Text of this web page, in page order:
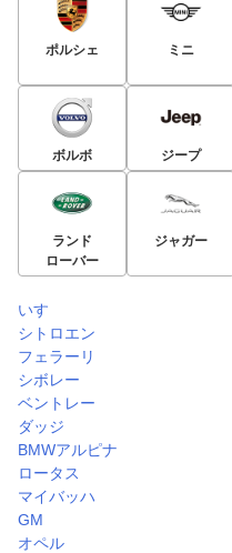
ポルシェ ミニ
ボルボ ジープ
ランド
ローバー
ジャガー
いすゞ
シトロエン
フェラーリ
シボレー
ベントレー
ダッジ
BMWアルピナ
ロータス
マイバッハ
GM
オペル